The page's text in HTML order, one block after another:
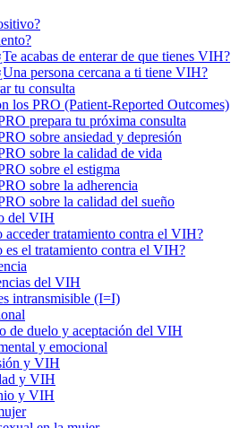
acabas de enterar de que tienes VIH?
persona cercana a ti tiene VIH?
tu consulta
los PRO (Patient-Reported Outcomes)
prepara tu próxima consulta
sobre ansiedad y depresión
sobre la calidad de vida
sobre el estigma
sobre la adherencia
sobre la calidad del sueño
del VIH
acceder tratamiento contra el VIH?
es el tratamiento contra el VIH?
del VIH
intransmisible (I=I)
de duelo y aceptación del VIH
y emocional
y VIH
y VIH
y VIH